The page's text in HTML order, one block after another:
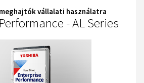
vállalati használatra
- AL Series